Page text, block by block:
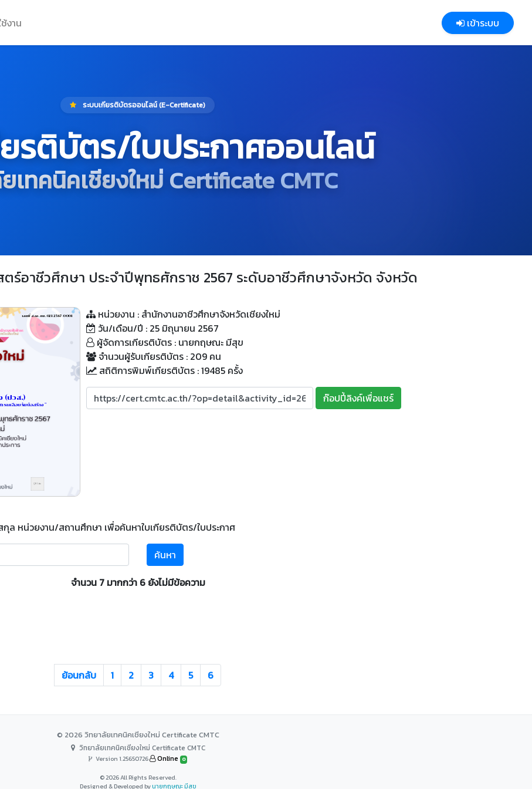
งาน เข้าระบบ
ระบบเกียรติบัตรออนไลน์ (E-Certificate)
รติบัตร/ใบประกาศออนไลน์
เทคนิคเชียงใหม่ Certificate CMTC
ตร์อาชีวศึกษา ประจำปีพุทธศักราช 2567 ระดับอาชีวศึกษาจังหวัด จังหวัด
เลขที่ สอจ.ชม.021/2567-0001
(ปวส.)
รเคลือบร่มบ่อสร้าง"
QR Code
หน่วยงาน : สำนักงานอาชีวศึกษาจังหวัดเชียงใหม่
วัน/เดือน/ปี : 25 มิถุนายน 2567
ผู้จัดการเกียรติบัตร : นายกฤษณะ มีสุข
จำนวนผู้รับเกียรติบัตร : 209 คน
สถิติการพิมพ์เกียรติบัตร : 19485 ครั้ง
ก๊อปปี้ลิงค์เพื่อแชร์
ล หน่วยงาน/สถานศึกษา เพื่อค้นหาใบเกียรติบัตร/ใบประกาศ
ค้นหา
จำนวน 7 มากกว่า 6 ยังไม่มีข้อความ
ย้อนกลับ 1 2 3 4 5 6
© 2026 วิทยาลัยเทคนิคเชียงใหม่ Certificate CMTC
วิทยาลัยเทคนิคเชียงใหม่ Certificate CMTC
Version 1.25650726 Online 0
© 2026 All Rights Reserved.
Designed & Developed byนายกฤษณะ มีสุข